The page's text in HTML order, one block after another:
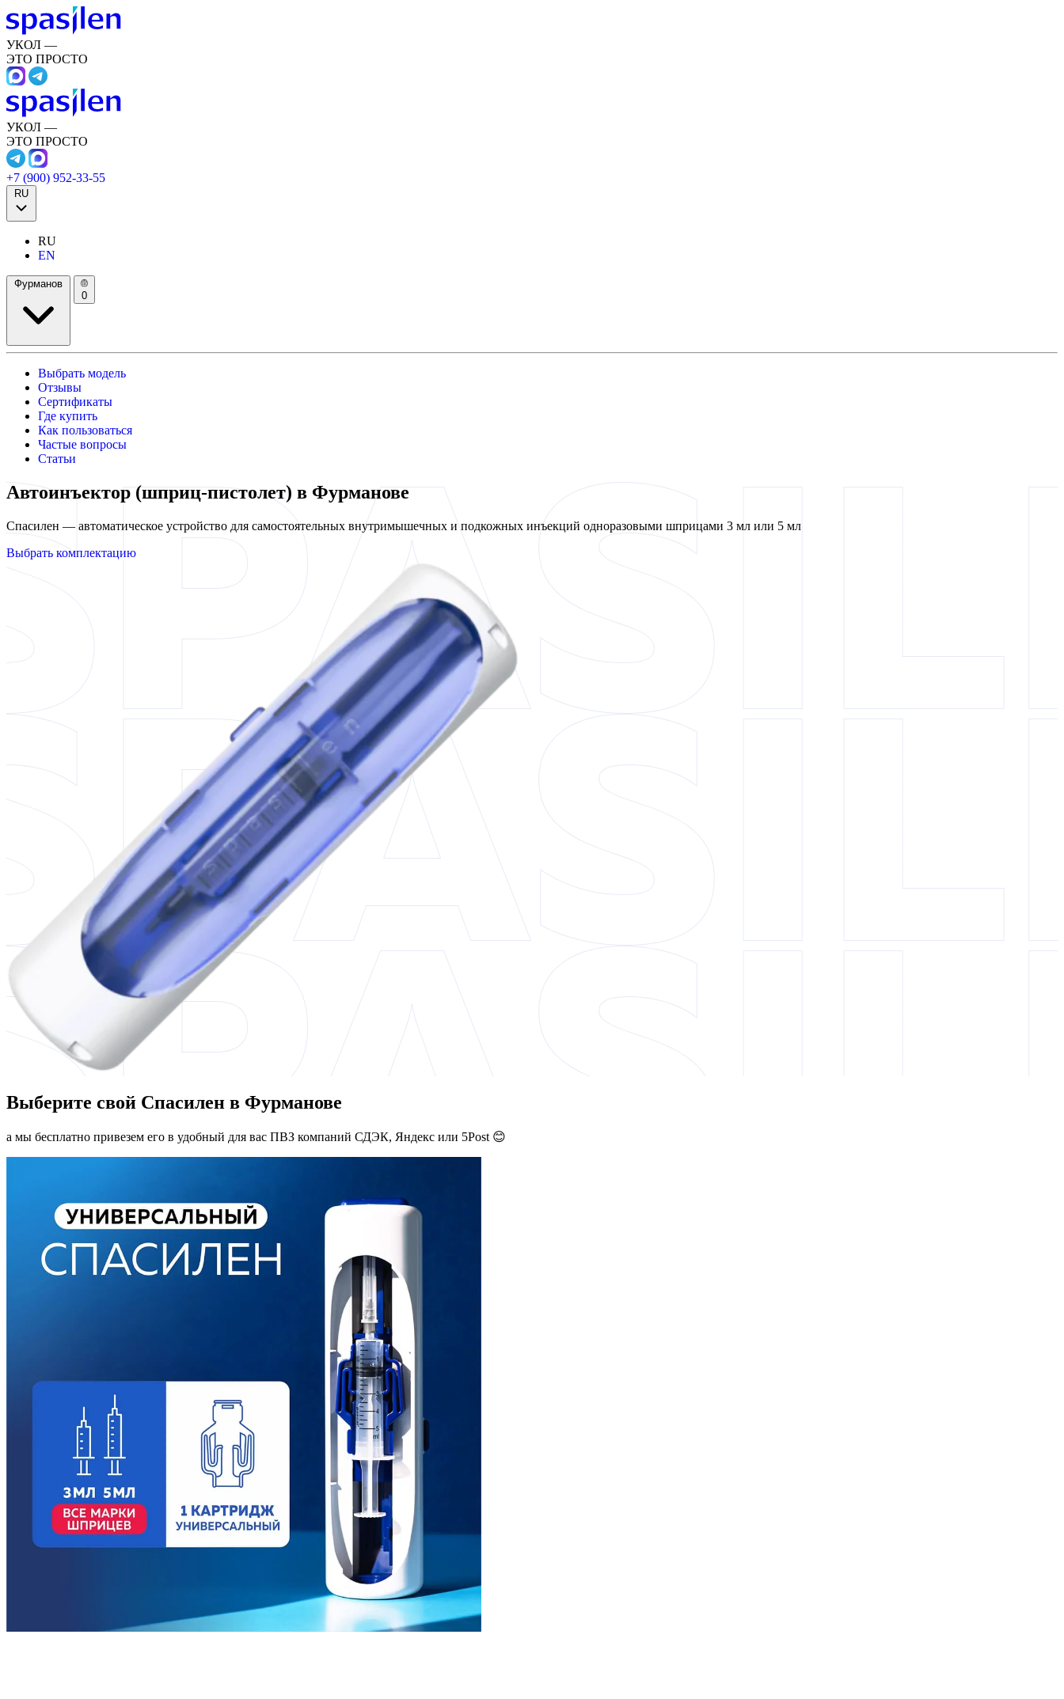
УКОЛ —
ЭТО ПРОСТО
УКОЛ —
ЭТО ПРОСТО
+7 (900) 952-33-55
RU
RU
EN
Фурманов
0
Выбрать модель
Отзывы
Сертификаты
Где купить
Как пользоваться
Частые вопросы
Статьи
Автоинъектор (шприц-пистолет) в Фурманове
Спасилен — автоматическое устройство для самостоятельных внутримышечных и подкожных инъекций одноразовыми шприцами 3 мл или 5 мл
Выбрать комплектацию
Выберите свой Спасилен в Фурманове
а мы бесплатно привезем его в удобный для вас ПВЗ компаний СДЭК, Яндекс или 5Post 😊